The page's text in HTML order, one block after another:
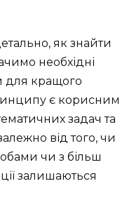
як знайти
необхідні
для кращого
є корисним
задач та
від того, чи
чи з більш
залишаються